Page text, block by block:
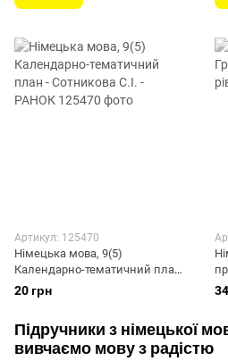
Артикул: 125470
Німецька мова, 9(5)
Календарно-тематичний план
- Сотникова С.І. - РАНОК
20 грн
Підручники з німецької
вивчаємо мову з радістю